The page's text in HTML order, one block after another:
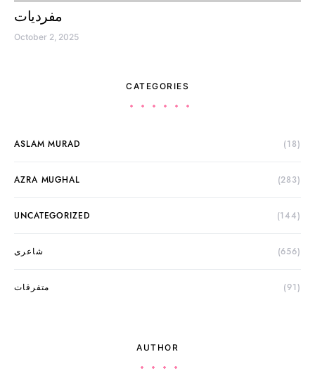
مفردیات
October 2, 2025
CATEGORIES
ASLAM MURAD (18)
AZRA MUGHAL (283)
UNCATEGORIZED (144)
شاعری (656)
متفرقات (91)
AUTHOR